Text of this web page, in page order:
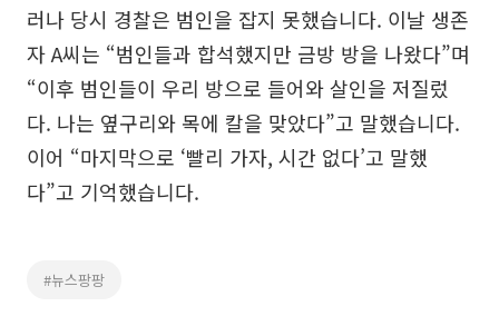
러나 당시 경찰은 범인을 잡지 못했습니다. 이날 생존
자 A씨는 “범인들과 합석했지만 금방 방을 나왔다”며
“이후 범인들이 우리 방으로 들어와 살인을 저질렀
다. 나는 옆구리와 목에 칼을 맞았다”고 말했습니다.
이어 “마지막으로 ‘빨리 가자, 시간 없다’고 말했
다”고 기억했습니다.
#뉴스팡팡